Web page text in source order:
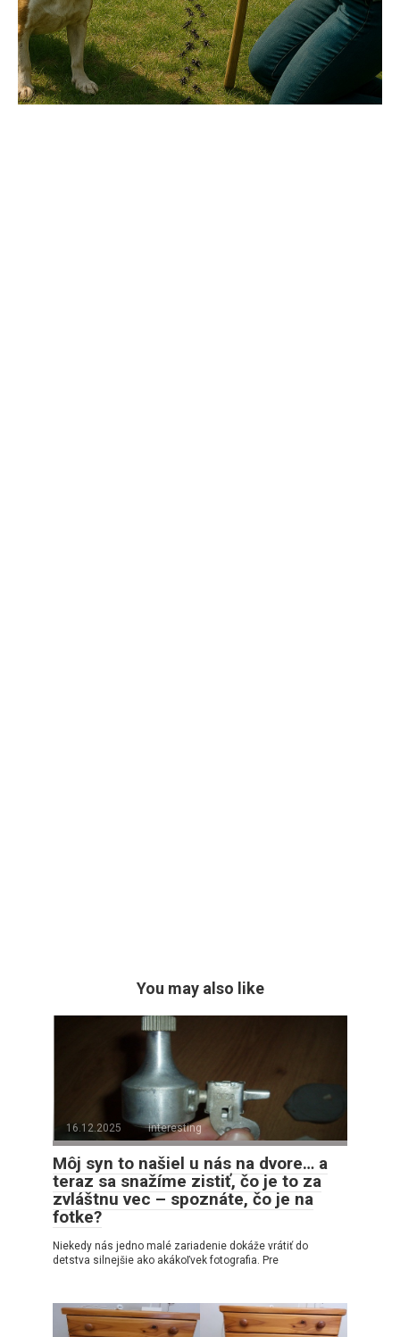
You may also like
16.12.2025 interesting
Môj syn to našiel u nás na dvore… a
teraz sa snažíme zistiť, čo je to za
zvláštnu vec – spoznáte, čo je na
fotke?
Niekedy nás jedno malé zariadenie dokáže vrátiť do
detstva silnejšie ako akákoľvek fotografia. Pre